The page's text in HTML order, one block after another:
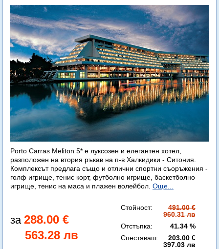
Porto Carras Meliton 5* е луксозен и елегантен хотел,
разположен на втория ръкав на п-в Халкидики - Ситония.
Комплексът предлага също и отлични спортни съоръжения -
голф игрище, тенис корт, футболно игрище, баскетболно
игрище, тенис на маса и плажен волейбол. Още...
288.00 €
563.28 лв
Стойност:
491.00 €
960.31 лв
Отстъпка:
41.34 %
Спестяваш:
203.00 €
397.03 лв